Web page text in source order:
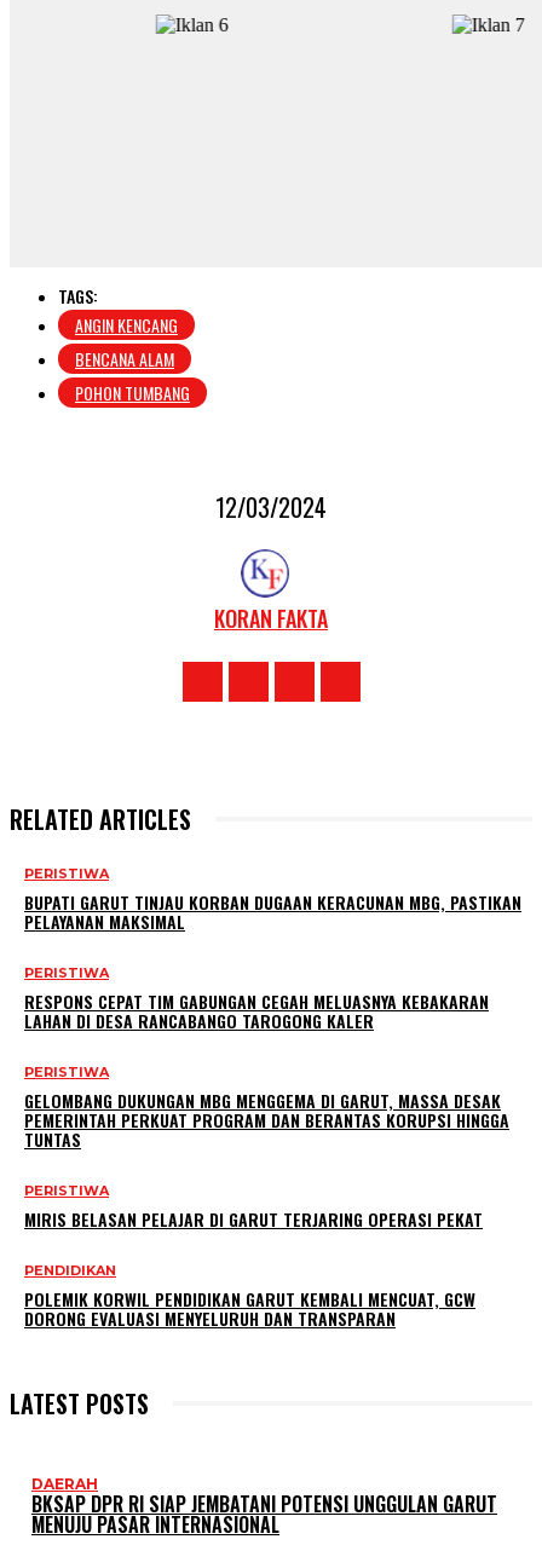
TAGS:
ANGIN KENCANG
BENCANA ALAM
POHON TUMBANG
12/03/2024
KORAN FAKTA
RELATED ARTICLES
PERISTIWA
BUPATI GARUT TINJAU KORBAN DUGAAN KERACUNAN MBG, PASTIKAN
PELAYANAN MAKSIMAL
PERISTIWA
RESPONS CEPAT TIM GABUNGAN CEGAH MELUASNYA KEBAKARAN
LAHAN DI DESA RANCABANGO TAROGONG KALER
PERISTIWA
GELOMBANG DUKUNGAN MBG MENGGEMA DI GARUT, MASSA DESAK
PEMERINTAH PERKUAT PROGRAM DAN BERANTAS KORUPSI HINGGA
TUNTAS
PERISTIWA
MIRIS BELASAN PELAJAR DI GARUT TERJARING OPERASI PEKAT
PENDIDIKAN
POLEMIK KORWIL PENDIDIKAN GARUT KEMBALI MENCUAT, GCW
DORONG EVALUASI MENYELURUH DAN TRANSPARAN
LATEST POSTS
DAERAH
BKSAP DPR RI SIAP JEMBATANI POTENSI UNGGULAN GARUT
MENUJU PASAR INTERNASIONAL